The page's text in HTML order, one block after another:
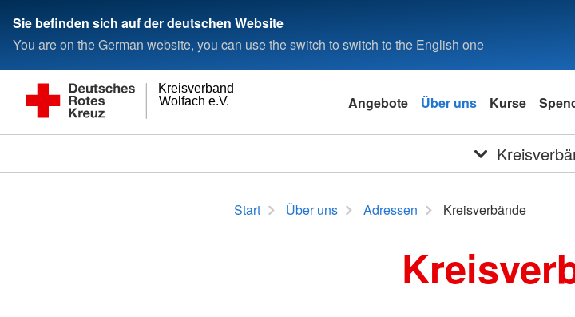
Sie befinden sich auf der deutschen Website
You are on the German website, you can use the switch to switch to the English one
Wolfach e.V.
Kreisverband
Angebote Über uns Kurse
Start Über uns Adressen Kreisverbände